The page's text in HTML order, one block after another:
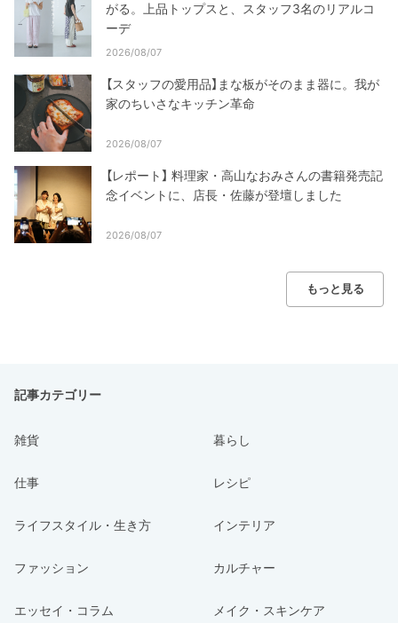
がる。上品トップスと、スタッフ3名のリアルコ
ーデ
2026/08/07
【スタッフの愛用品】まな板がそのまま器に。我が
家のちいさなキッチン革命
2026/08/07
【レポート】 料理家・高山なおみさんの書籍発売記
念イベントに、店長・佐藤が登壇しました
2026/08/07
もっと見る
記事カテゴリー
雑貨 暮らし
仕事 レシピ
ライフスタイル・生き方 インテリア
ファッション カルチャー
エッセイ・コラム メイク・スキンケア